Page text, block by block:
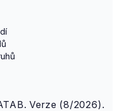
Verze (8/2026).